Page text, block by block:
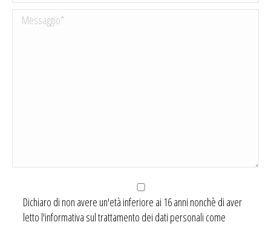
Dichiaro di non avere un'età inferiore ai 16 anni nonchè di aver
letto l'informativa sul trattamento dei dati personali come